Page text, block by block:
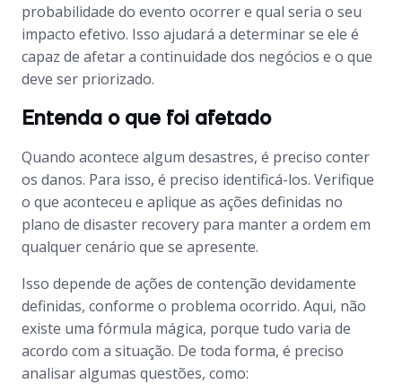
probabilidade do evento ocorrer e qual seria o seu
impacto efetivo. Isso ajudará a determinar se ele é
capaz de afetar a continuidade dos negócios e o que
deve ser priorizado.
Entenda o que foi afetado
Quando acontece algum desastres, é preciso conter
os danos. Para isso, é preciso identificá-los. Verifique
o que aconteceu e aplique as ações definidas no
plano de disaster recovery para manter a ordem em
qualquer cenário que se apresente.
Isso depende de ações de contenção devidamente
definidas, conforme o problema ocorrido. Aqui, não
existe uma fórmula mágica, porque tudo varia de
acordo com a situação. De toda forma, é preciso
analisar algumas questões, como: